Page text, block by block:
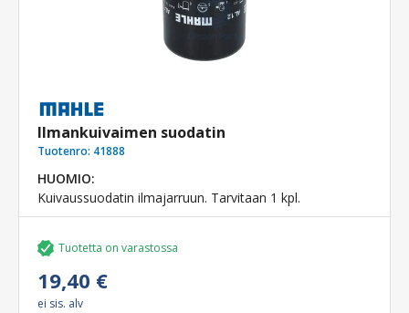
Ilmankuivaimen suodatin
Tuotenro: 41888
HUOMIO:
Kuivaussuodatin ilmajarruun. Tarvitaan 1 kpl.
Tuotetta on varastossa
19,40 €
ei sis. alv